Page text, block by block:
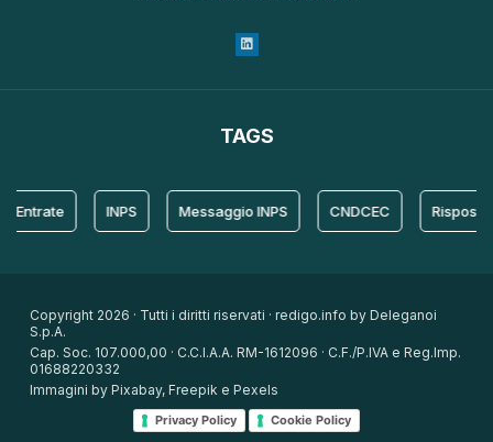
TAGS
Messaggio INPS CNDCEC Risposta
Copyright 2026 · Tutti i diritti riservati · redigo.info by Deleganoi
S.p.A.
Cap. Soc. 107.000,00 · C.C.I.A.A. RM-1612096 · C.F./P.IVA e Reg.Imp.
01688220332
Immagini by Pixabay, Freepik e Pexels
Privacy Policy Cookie Policy